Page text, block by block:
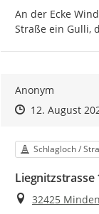
An der Ecke
Straße ein Gulli,
Anonym
Zeitpunkt des
Zeitpunkt des
12. August
Kategorie
Schlagloch /
Liegnitzstrasse
Ort
32425